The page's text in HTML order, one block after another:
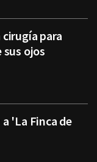
cirugía para
sus ojos
'La Finca de